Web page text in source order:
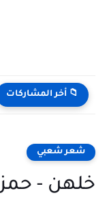
📁 أخر المشاركات
شعر شعبي
خلهن -